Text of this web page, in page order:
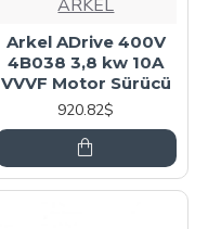
ARKEL
Arkel ADrive 400V
4B038 3,8 kw 10A
VVVF Motor Sürücü
920.82$